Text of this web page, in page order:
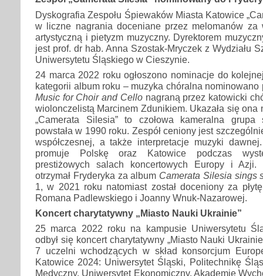
Dyskografia Zespołu Śpiewaków Miasta Katowice
w liczne nagrania doceniane przez melomanów za
artystyczną i pietyzm muzyczny. Dyrektorem
jest prof. dr hab. Anna Szostak-Mryczek z Wydziału
Uniwersytetu Śląskiego w Cieszynie.
24 marca 2022 roku ogłoszono nominacje do
kategorii album roku – muzyka chóralna nominowano
Music for Choir and Cellonagraną przez katowicki
wiolonczelistą Marcinem Zdunikiem. Ukazała się ona
„Camerata Silesia” to czołowa kameralna
powstała w 1990 roku. Zespół ceniony jest
współczesnej, a także interpretacje muzyki
promuje Polskę oraz Katowice podczas
prestiżowych salach koncertowych Europy i
otrzymał Fryderyka za album Camerata Silesia sings
1, w 2021 roku natomiast został doceniony za
Romana Padlewskiego i Joanny Wnuk-Nazarowej.
Koncert charytatywny „Miasto Nauki Ukrainie”
25 marca 2022 roku na kampusie Uniwersytetu
odbył się koncert charytatywny „Miasto Nauki
7 uczelni wchodzących w skład konsorcjum
Katowice 2024: Uniwersytet Śląski, Politechnikę
Medyczny, Uniwersytet Ekonomiczny, Akademię